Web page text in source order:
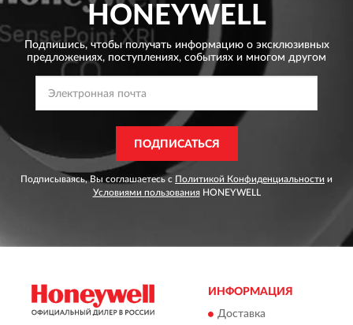
HONEYWELL
Подпишись, чтобы получать информацию о эксклюзивных
предложениях, поступлениях, событиях и многом другом
ПОДПИСАТЬСЯ
Подписываясь, Вы соглашаетесь с Политикой Конфиденциальности и
Условиями пользованияHONEYWELL
ИНФОРМАЦИЯ
Доставка